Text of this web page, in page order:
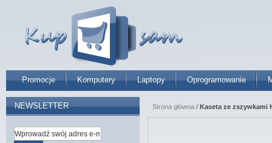
Promocje Komputery Laptopy Oprogramowanie
Strona główna / Kaseta ze zszywkami
NEWSLETTER